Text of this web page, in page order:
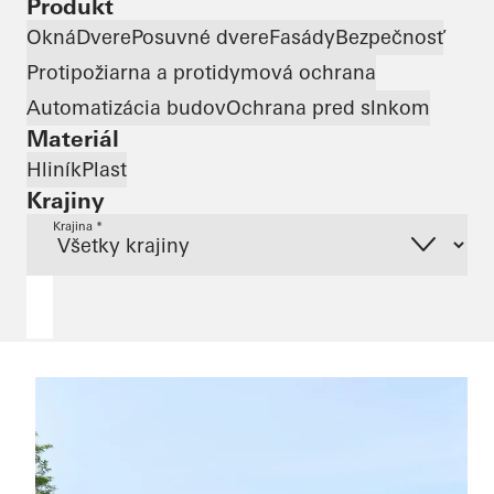
Produkt
OknáDverePosuvné dvereFasádyBezpečnosť
Protipožiarna a protidymová ochrana
Automatizácia budovOchrana pred slnkom
Materiál
HliníkPlast
Krajiny
Krajina *